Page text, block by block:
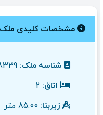
مشخصات کلیدی ملک
شناسه ملک:
اتاق:
زیربنا: